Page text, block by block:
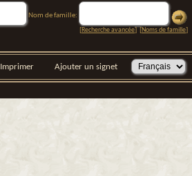
Nom de famille:
[Recherche avancée] [Noms de famille]
Imprimer Ajouter un signet